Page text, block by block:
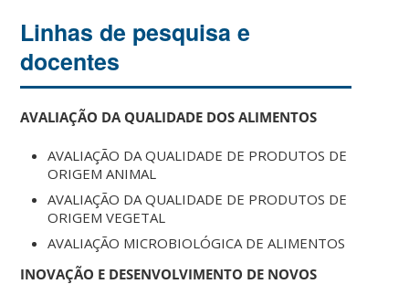
Linhas de pesquisa e
docentes
AVALIAÇÃO DA QUALIDADE DOS ALIMENTOS
AVALIAÇÃO DA QUALIDADE DE PRODUTOS DE
ORIGEM ANIMAL
AVALIAÇÃO DA QUALIDADE DE PRODUTOS DE
ORIGEM VEGETAL
AVALIAÇÃO MICROBIOLÓGICA DE ALIMENTOS
INOVAÇÃO E DESENVOLVIMENTO DE NOVOS